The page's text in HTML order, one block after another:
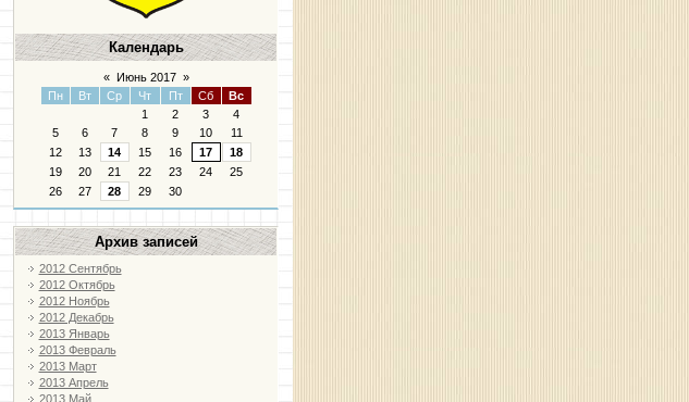
Календарь
« Июнь 2017 »
Пн
Вт Ср Чт Пт Сб
Вс
1
2 3
4
5
6 7 8 9 10
11
12
13 14 15 16 17
18
19
20 21 22 23 24
25
26
27 28 29 30
Архив записей
2012 Сентябрь
2012 Октябрь
2012 Ноябрь
2012 Декабрь
2013 Январь
2013 Февраль
2013 Март
2013 Апрель
2013 Май